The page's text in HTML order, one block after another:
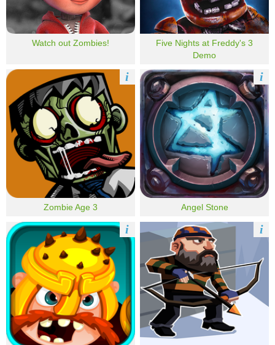
Watch out Zombies!
Five Nights at Freddy's 3
Demo
Zombie Age 3
i
Angel Stone
i
i i